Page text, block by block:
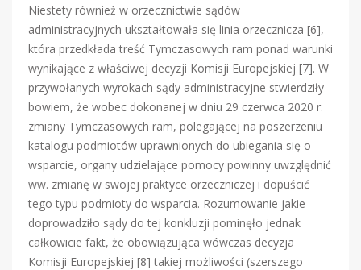
Niestety również w orzecznictwie sądów
administracyjnych ukształtowała się linia orzecznicza [6],
która przedkłada treść Tymczasowych ram ponad warunki
wynikające z właściwej decyzji Komisji Europejskiej [7]. W
przywołanych wyrokach sądy administracyjne stwierdziły
bowiem, że wobec dokonanej w dniu 29 czerwca 2020 r.
zmiany Tymczasowych ram, polegającej na poszerzeniu
katalogu podmiotów uprawnionych do ubiegania się o
wsparcie, organy udzielające pomocy powinny uwzględnić
ww. zmianę w swojej praktyce orzeczniczej i dopuścić
tego typu podmioty do wsparcia. Rozumowanie jakie
doprowadziło sądy do tej konkluzji pominęło jednak
całkowicie fakt, że obowiązująca wówczas decyzja
Komisji Europejskiej [8] takiej możliwości (szerszego